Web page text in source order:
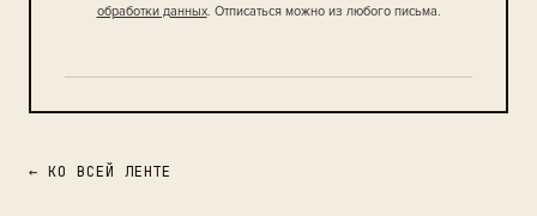
обработки данных. Отписаться можно из любого письма.
← КО ВСЕЙ ЛЕНТЕ